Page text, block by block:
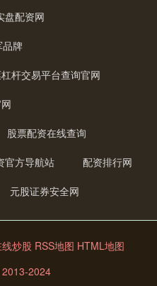
+0.10 +0.04%
盘配资网
牌
杆交易平台查询官网
股票配资在线查询
官方导航站 配资排行网
元股证券安全网
炒股 RSS地图 HTML地图
2024